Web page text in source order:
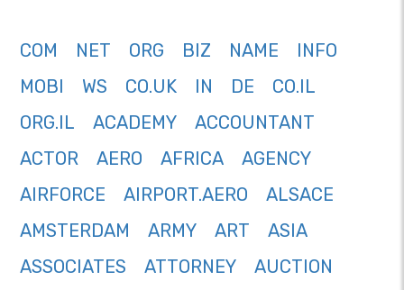
COM NET ORG BIZ NAME
INFO
MOBI
WS CO.UK IN DE
CO.IL
ORG.IL
ACADEMY
ACCOUNTANT
ACTOR
AERO AFRICA
AGENCY
AIRFORCE
AIRPORT.AERO
ALSACE
AMSTERDAM
ARMY ART
ASIA
ASSOCIATES
ATTORNEY
AUCTION